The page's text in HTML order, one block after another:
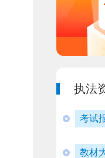
执法
考试
教材